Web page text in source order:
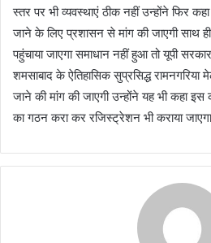
स्तर पर भी व्यवस्थाएं ठीक नहीं उन्होंने फिर
जाने के लिए प्रशासन से मांग की जाएगी साथ
पहुंचाया जाएगा समाधान नहीं हुआ तो यूपी
शमसाबाद के ऐतिहासिक सुप्रसिद्ध रामनगरिया
जाने की मांग की जाएगी उन्होंने यह भी कहा
का गठन करा कर रजिस्ट्रेशन भी कराया